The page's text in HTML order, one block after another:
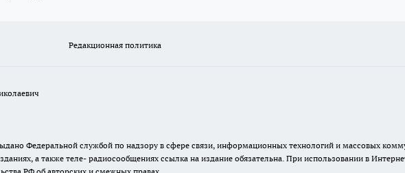
Редакционная политика
Федеральной службой по надзору в сфере связи, информационных технологий и массовых
а также теле- радиосообщениях ссылка на издание обязательна. При использовании в